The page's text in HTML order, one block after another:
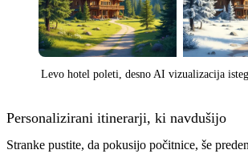
Levo hotel poleti, desno AI vizualizacija
Personalizirani itinerarji, ki navdušijo
Stranke pustite, da pokusijo počitnice, še